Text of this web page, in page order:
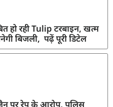
हो रही Tulip टरबाइन, खत्म
बिजली, पढ़ें पूरी डिटेल
पर रेप के आरोप, पुलिस